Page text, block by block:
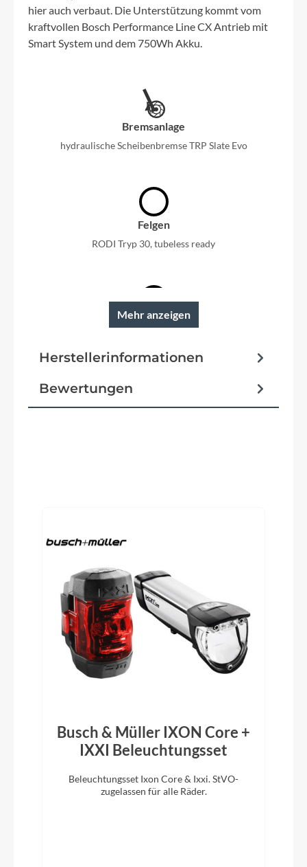
hier auch verbaut. Die Unterstützung kommt vom
kraftvollen Bosch Performance Line CX Antrieb mit
Smart System und dem 750Wh Akku.
Bremsanlage
hydraulische Scheibenbremse TRP Slate Evo
Felgen
RODI Tryp 30, tubeless ready
Reifen
ZECURE MTB Pedale
Modelljahr
2024
Hinterrad Nabe
SHIMANO FH-MT400-B Center Lock
Comfort sport
Ladegerät
Bosch Standard Ladegerät 4A
Mehr anzeigen
Herstellerinformationen
Bewertungen
Busch & Müller IXON Core +
IXXI Beleuchtungsset
Beleuchtungsset Ixon Core & Ixxi. StVO-
zugelassen für alle Räder.